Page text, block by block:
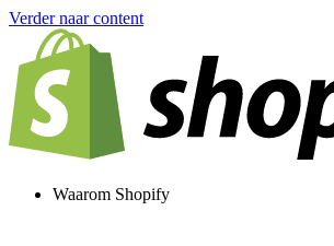
Verder naar content
Waarom Shopify